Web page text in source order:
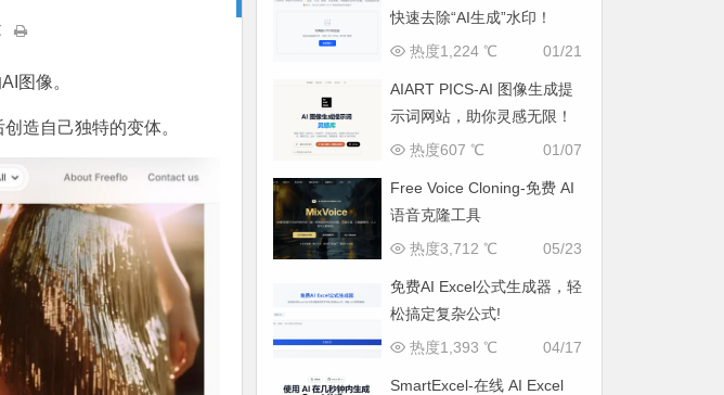
图像。
造自己独特的变体。
快速去除“AI生成”水印！
01/21
热度1,224 ℃
AIART PICS-AI 图像生成提
示词网站，助你灵感无限！
01/07
热度607 ℃
Free Voice Cloning-免费 AI
语音克隆工具
05/23
热度3,712 ℃
免费AI Excel公式生成器，轻
松搞定复杂公式!
04/17
热度1,393 ℃
SmartExcel-在线 AI Excel